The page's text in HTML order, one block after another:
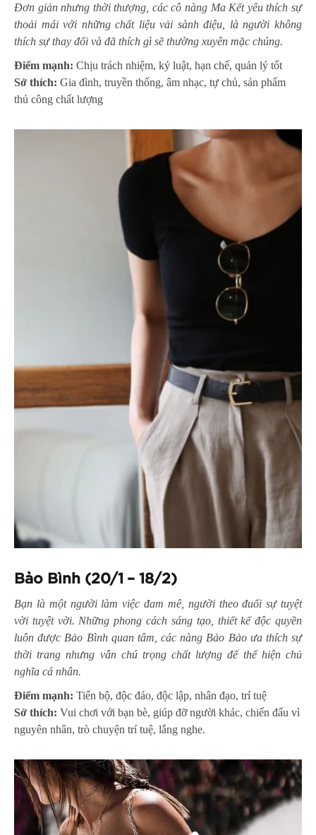
Đơn giản nhưng thời thượng, các cô nàng Ma Kết yêu thích sự
thoải mái với những chất liệu vải sành điệu, là người không
thích sự thay đổi và đã thích gì sẽ thường xuyên mặc chúng.
Điểm mạnh: Chịu trách nhiệm, kỷ luật, hạn chế, quản lý tốt
Sở thích: Gia đình, truyền thống, âm nhạc, tự chủ, sản phẩm
thủ công chất lượng
Bảo Bình (20/1 – 18/2)
Bạn là một người làm việc đam mê, người theo đuổi sự tuyệt
vời tuyệt vời. Những phong cách sáng tạo, thiết kế độc quyền
luôn được Bảo Bình quan tâm, các nàng Bảo Bảo ưa thích sự
thời trang nhưng vẫn chú trọng chất lượng để thể hiện chủ
nghĩa cá nhân.
Điểm mạnh: Tiến bộ, độc đáo, độc lập, nhân đạo, trí tuệ
Sở thích: Vui chơi với bạn bè, giúp đỡ người khác, chiến đấu vì
nguyên nhân, trò chuyện trí tuệ, lắng nghe.